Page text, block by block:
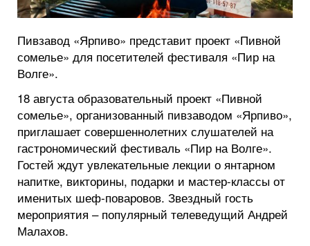
Пивзавод «Ярпиво» представит проект «Пивной
сомелье» для посетителей фестиваля «Пир на
Волге».
18 августа образовательный проект «Пивной
сомелье», организованный пивзаводом «Ярпиво»,
приглашает совершеннолетних слушателей на
гастрономический фестиваль «Пир на Волге».
Гостей ждут увлекательные лекции о янтарном
напитке, викторины, подарки и мастер-классы от
именитых шеф-поваровов. Звездный гость
мероприятия – популярный телеведущий Андрей
Малахов.